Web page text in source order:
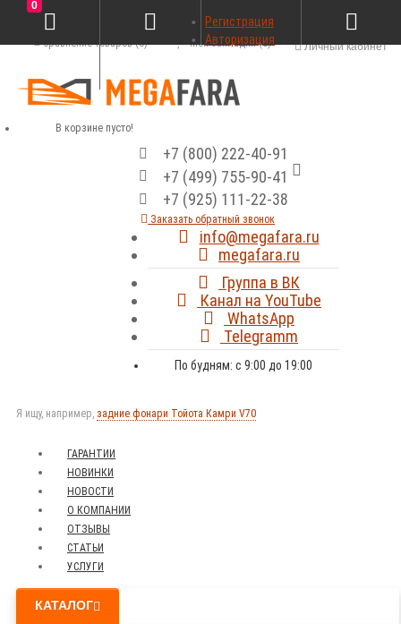
Личный кабинет
Мои закладки (0)
Сравнение товаров (0)
+7 (800) 222-40-91
+7 (499) 755-90-41
+7 (925) 111-22-38
Заказать обратный звонок
info@megafara.ru
megafara.ru
Группа в ВК
Канал на YouTube
WhatsApp
Telegramm
По будням: с 9:00 до 19:00
Я ищу, например, задние фонари Тойота Камри V70
Регистрация
Авторизация
0
В корзине пусто!
ГАРАНТИИ
НОВИНКИ
НОВОСТИ
О КОМПАНИИ
ОТЗЫВЫ
СТАТЬИ
УСЛУГИ
КАТАЛОГ